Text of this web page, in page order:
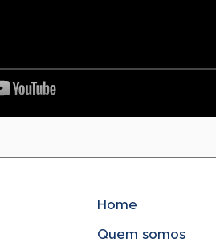
Home
Quem somos